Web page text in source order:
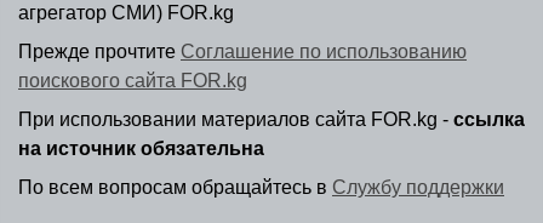
агрегатор СМИ) FOR.kg
Прежде прочтите Соглашение по использованию
поискового сайта FOR.kg
При использовании материалов сайта FOR.kg - ссылка
на источник обязательна
По всем вопросам обращайтесь в Службу поддержки